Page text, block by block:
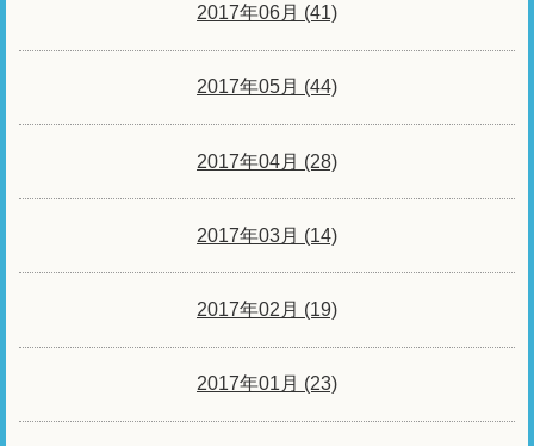
2017年06月 (41)
2017年05月 (44)
2017年04月 (28)
2017年03月 (14)
2017年02月 (19)
2017年01月 (23)